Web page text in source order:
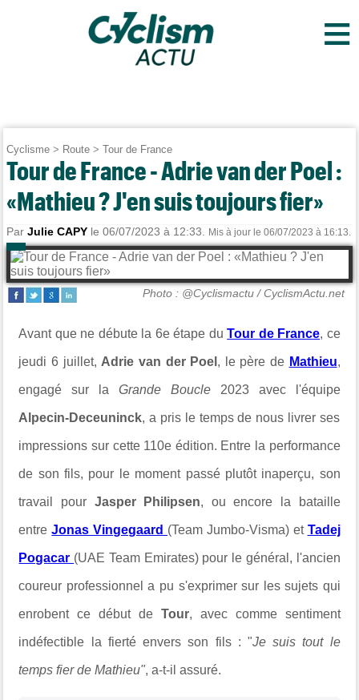
≡
Cyclisme > Route >Tour de France
Tour de France - Adrie van der Poel :
«Mathieu ? J'en suis toujours fier»
ParJulie CAPY le 06/07/2023 à 12:33. Mis à jour le 06/07/2023 à 16:13.
Photo : @Cyclismactu / CyclismActu.net
Avant que ne débute la 6e étape duTour de France, ce
jeudi 6 juillet, Adrie van der Poel , le père de Mathieu,
engagé sur laGrande Boucle2023 avec l'équipe
Alpecin-Deceuninck, a pris le temps de nous livrer ses
impressions sur cette 110e édition. Entre la performance
de son fils, pour le moment passé plutôt inaperçu, son
travail pour Jasper Philipsen, ou encore la bataille
entreJonas Vingegaard (Team Jumbo-Visma) et Tadej
Pogacar (UAE Team Emirates) pour le général, l'ancien
coureur professionnel a pu s'exprimer sur les sujets qui
enrobent ce début de Tour, avec comme sentiment
indéfectible la fierté envers son fils : "Je suis tout le
temps fier de Mathieu", a-t-il assuré.